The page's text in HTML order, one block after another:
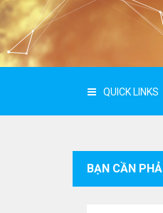
QUICK LINKS
BẠN CẦN